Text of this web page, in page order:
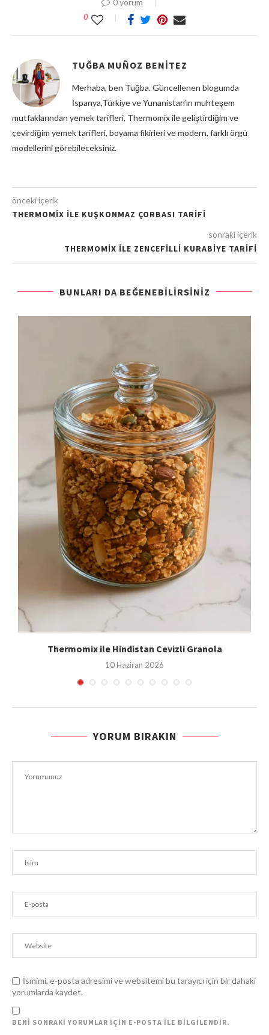
0 yorum
0
TUĞBA MUÑOZ BENITEZ
Merhaba, ben Tuğba. Güncellenen blogumda
İspanya,Türkiye ve Yunanistan’ın muhteşem
mutfaklarından yemek tarifleri, Thermomix ile geliştirdiğim ve
çevirdiğim yemek tarifleri, boyama fikirleri ve modern, farklı örgü
modellerini görebileceksiniz.
önceki içerik
THERMOMİX İLE KUŞKONMAZ ÇORBASI TARİFİ
sonraki içerik
THERMOMİX İLE ZENCEFİLLİ KURABİYE TARİFİ
BUNLARI DA BEĞENEBILIRSINIZ
Thermomix ile Hindistan Cevizli Granola
10 Haziran 2026
YORUM BIRAKIN
İsmimi, e-posta adresimi ve websitemi bu tarayıcı için bir dahaki
yorumlarda kaydet.
BENI SONRAKI YORUMLAR IÇIN E-POSTA ILE BILGILENDIR.